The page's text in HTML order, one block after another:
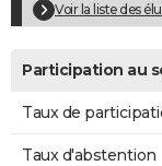
Bricolage
Lifestyle
Culture
Sport
Auto
Television
Voyage
Cinema
Voir la liste des
Participation au
Taux de
Taux d'abstention